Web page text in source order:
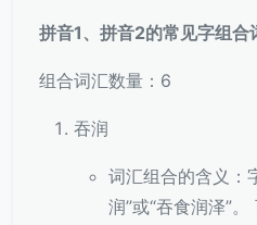
拼音1、拼音2的常见字组合
组合词汇数量：6
吞润
词汇组合的含义：
润”或“吞食润泽”